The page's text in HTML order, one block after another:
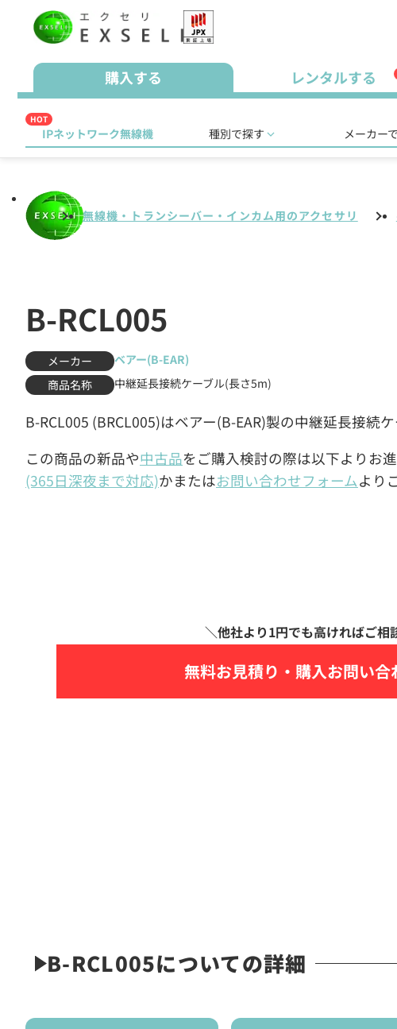
購入する レンタルする
HOT
IPネットワーク無線機 種別で探す メーカー
無線機・トランシーバー・インカム用のアクセサリ
B-RCL005
メーカー
ベアー(B-EAR)
商品名称
中継延長接続ケーブル(長さ5m)
B-RCL005 (BRCL005)はベアー(B-EAR)製の中継延長接続ケ
この商品の新品や中古品をご購入検討の際は以下よりお
(365日深夜まで対応)かまたはお問い合わせフォームより
無料お見積り・ 購入お問い合
B-RCL005についての詳細